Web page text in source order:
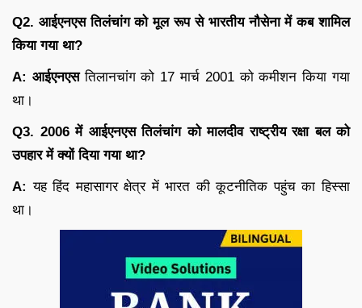
Q2. आईएनएस तिलंचांग को मूल रूप से भारतीय नौसेना में कब शामिल
किया गया था?
A: आईएनएसतिलानचांग को 17 मार्च 2001 को कमीशन किया गया
था।
Q3. 2006 में आईएनएस तिलंचांग को मालदीव राष्ट्रीय रक्षा बल को
उपहार में क्यों दिया गया था?
A: यह हिंद महासागर क्षेत्र में भारत की कूटनीतिक पहुंच का हिस्सा
था।